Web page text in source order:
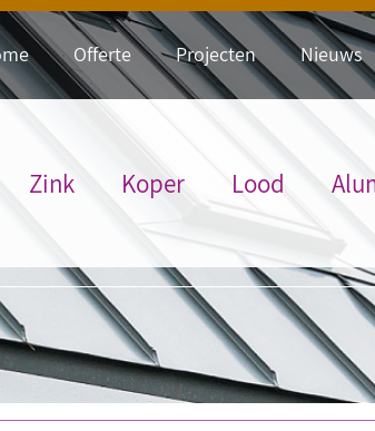
Offerte Projecten Nieuws
Zink Koper Lood